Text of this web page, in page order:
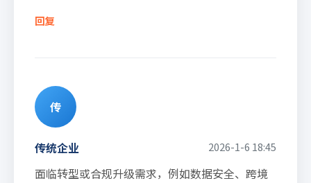
回复
传
传统企业 2026-1-6 18:45
面临转型或合规升级需求，例如数据安全、跨境